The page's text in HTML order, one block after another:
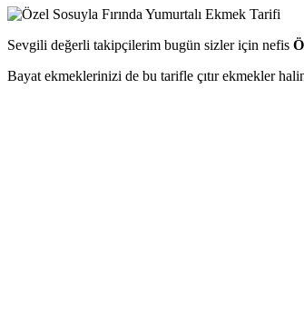
Sevgili değerli takipçilerim bugün sizler için nefis
Bayat ekmeklerinizi de bu tarifle çıtır ekmekler